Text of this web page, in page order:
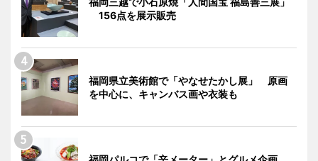
156点を展示販売
福岡県立美術館で「やなせたかし展」 原画
を中心に、キャンバス画や衣装も